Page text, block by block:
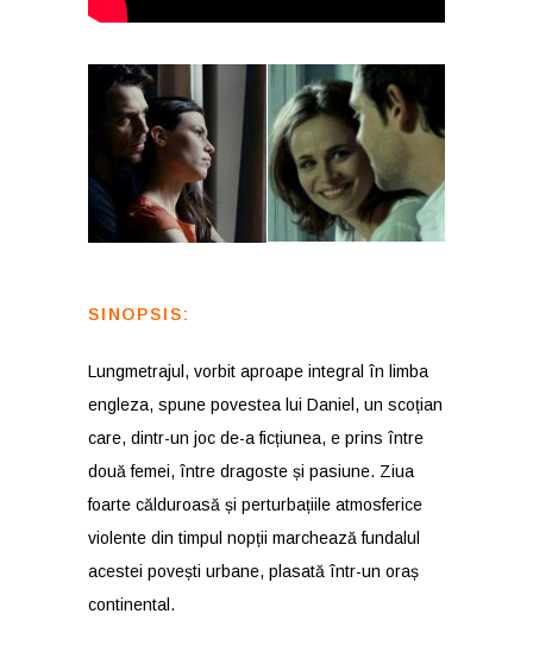
SINOPSIS:
Lungmetrajul, vorbit aproape integral în limba
engleza, spune povestea lui Daniel, un scoțian
care, dintr-un joc de-a ficțiunea, e prins între
două femei, între dragoste și pasiune. Ziua
foarte călduroasă și perturbațiile atmosferice
violente din timpul nopții marchează fundalul
acestei povești urbane, plasată într-un oraș
continental.